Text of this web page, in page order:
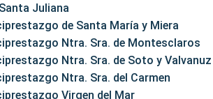
Juliana
de Santa María y Miera
Ntra. Sra. de Montesclaros
Ntra. Sra. de Soto y Valvanuz
Ntra. Sra. del Carmen
Virgen del Mar